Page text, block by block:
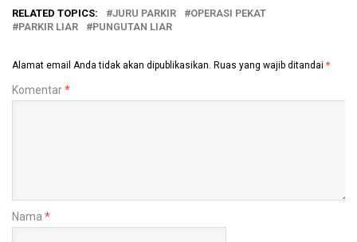
RELATED TOPICS: JURU PARKIR
OPERASI PEKAT
PARKIR LIAR
PUNGUTAN LIAR
Alamat email Anda tidak akan dipublikasikan. Ruas yang wajib ditandai *
Komentar*
Nama *